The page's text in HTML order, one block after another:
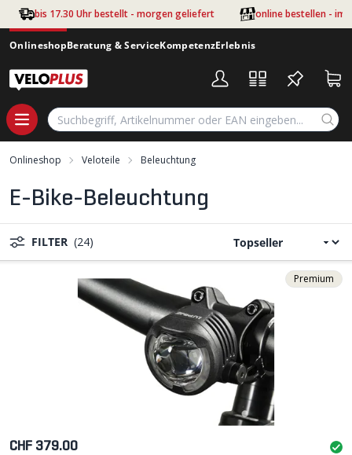
Zum Hauptinhalt springen
bis 17.30 Uhr bestellt - morgen geliefert online bestellen - im
OnlineshopBeratung & ServiceKompetenzErlebnis
Onlineshop Veloteile Beleuchtung
E-Bike-Beleuchtung
FILTER (24)
Premium
CHF 379.00